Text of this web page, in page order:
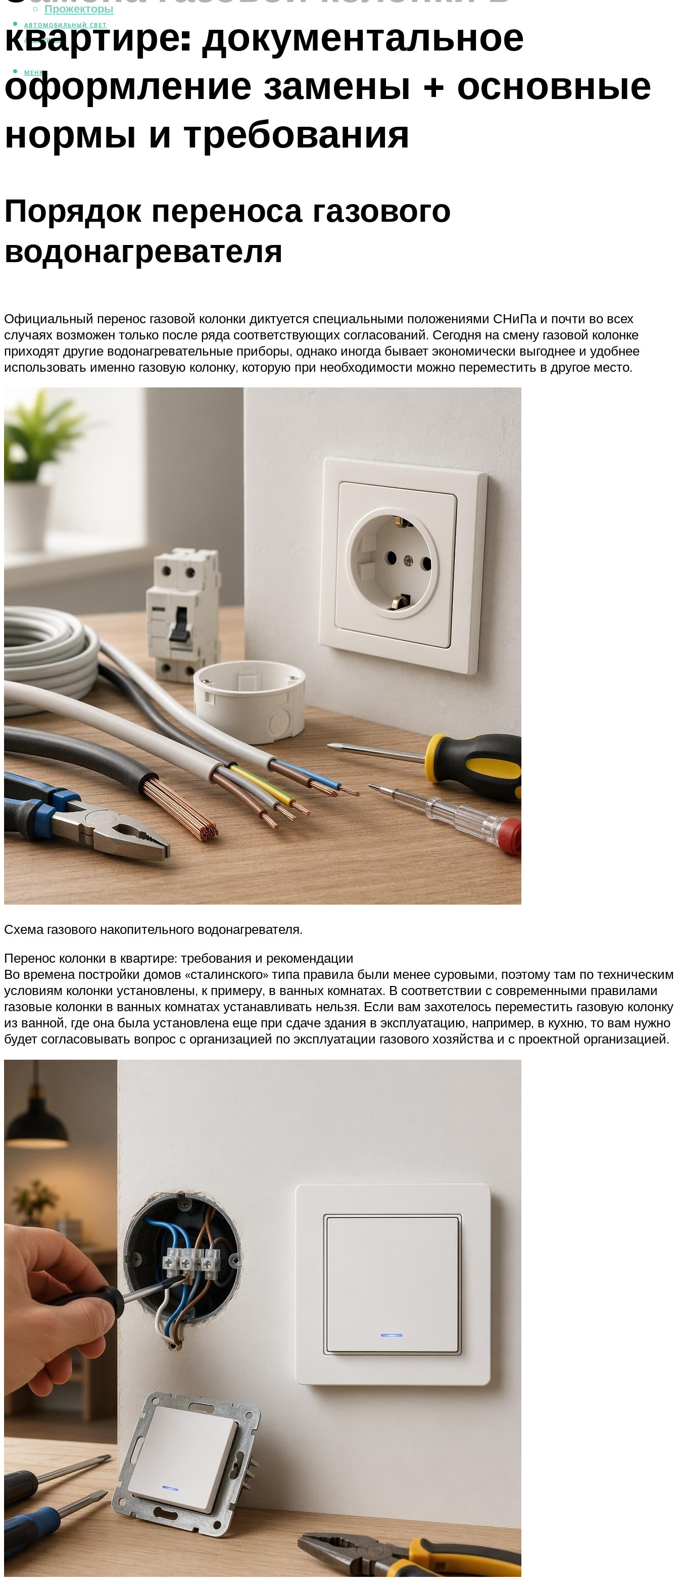
Прожекторы
АВТОМОБИЛЬНЫЙ СВЕТ
АКВАРИУМ
МЕНЮ
квартире: документальное
оформление замены + основные
нормы и требования
Порядок переноса газового
водонагревателя
Официальный перенос газовой колонки диктуется специальными положениями СНиПа и почти во всех
случаях возможен только после ряда соответствующих согласований. Сегодня на смену газовой колонке
приходят другие водонагревательные приборы, однако иногда бывает экономически выгоднее и удобнее
использовать именно газовую колонку, которую при необходимости можно переместить в другое место.
Схема газового накопительного водонагревателя.
Перенос колонки в квартире: требования и рекомендации
Во времена постройки домов «сталинского» типа правила были менее суровыми, поэтому там по техническим
условиям колонки установлены, к примеру, в ванных комнатах. В соответствии с современными правилами
газовые колонки в ванных комнатах устанавливать нельзя. Если вам захотелось переместить газовую колонку
из ванной, где она была установлена еще при сдаче здания в эксплуатацию, например, в кухню, то вам нужно
будет согласовывать вопрос с организацией по эксплуатации газового хозяйства и с проектной организацией.